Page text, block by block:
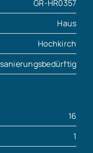
GR-HR0357
Haus
Hochkirch
sanierungsbedürftig
16
1